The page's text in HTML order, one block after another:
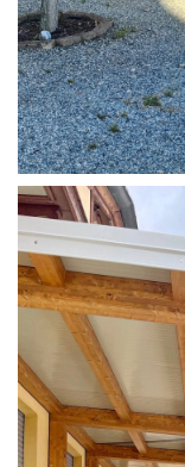
PERGOLA CON